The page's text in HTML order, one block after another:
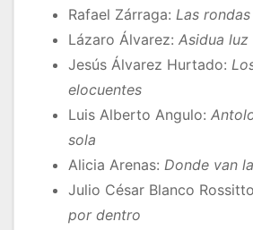
Rafael Zárraga: Las
Lázaro Álvarez: Asidua luz
Jesús Álvarez Hurtado:
elocuentes
Luis Alberto Angulo:
sola
Alicia Arenas: Donde van
Julio César Blanco
por dentro